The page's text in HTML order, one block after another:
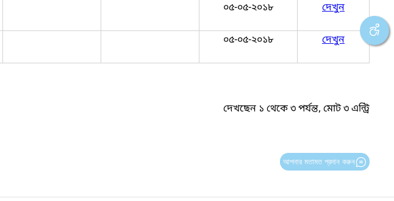
০৫-০৫-২০১৮ দেখুন
০৫-০৫-২০১৮ দেখুন
দেখছেন ১ থেকে ৩ পর্যন্ত, মোট ৩ এন্ট্রি
আপনার মতামত প্রদান করুন